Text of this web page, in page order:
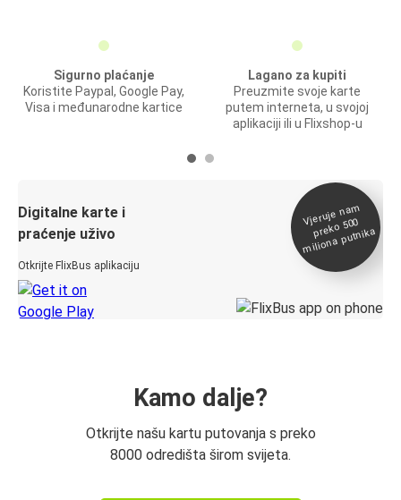
Sigurno plaćanje
Koristite Paypal, Google Pay,
Visa i međunarodne kartice
Lagano za kupiti
Preuzmite svoje karte
putem interneta, u svojoj
aplikaciji ili u Flixshop-u
Digitalne karte i
praćenje uživo
Otkrijte FlixBus aplikaciju
Vjeruje na
m
preko 500
miliona putnika
Kamo dalje?
Otkrijte našu kartu putovanja s preko
8000 odredišta širom svijeta.